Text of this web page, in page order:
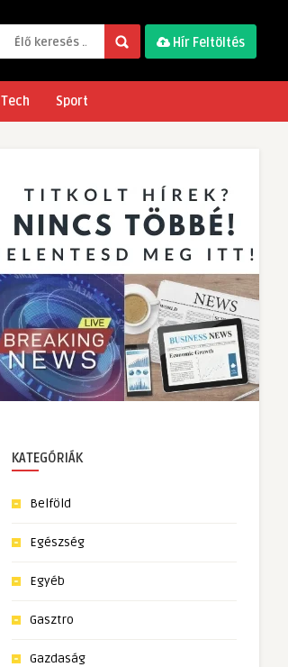
Hír Feltöltés
Tech Sport
KATEGÓRIÁK
Belföld
Egészség
Egyéb
Gasztro
Gazdaság